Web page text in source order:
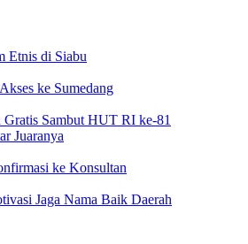
Etnis di Siabu
ke Sumedang
Gratis Sambut HUT RI ke-81
Juaranya
ke Konsultan
Jaga Nama Baik Daerah